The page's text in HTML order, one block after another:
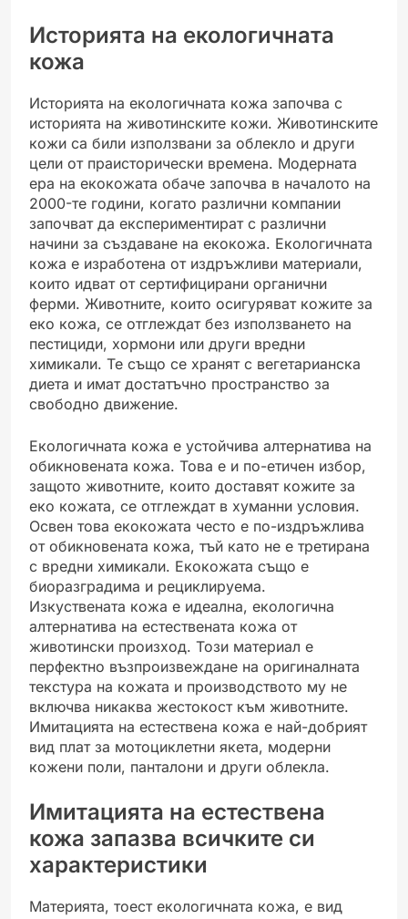
Историята на екологичната
кожа
Историята на екологичната кожа започва с
историята на животинските кожи. Животинските
кожи са били използвани за облекло и други
цели от праисторически времена. Модерната
ера на екокожата обаче започва в началото на
2000-те години, когато различни компании
започват да експериментират с различни
начини за създаване на екокожа. Екологичната
кожа е изработена от издръжливи материали,
които идват от сертифицирани органични
ферми. Животните, които осигуряват кожите за
еко кожа, се отглеждат без използването на
пестициди, хормони или други вредни
химикали. Те също се хранят с вегетарианска
диета и имат достатъчно пространство за
свободно движение.
Екологичната кожа е устойчива алтернатива на
обикновената кожа. Това е и по-етичен избор,
защото животните, които доставят кожите за
еко кожата, се отглеждат в хуманни условия.
Освен това екокожата често е по-издръжлива
от обикновената кожа, тъй като не е третирана
с вредни химикали. Екокожата също е
биоразградима и рециклируема.
Изкуствената кожа е идеална, екологична
алтернатива на естествената кожа от
животински произход. Този материал е
перфектно възпроизвеждане на оригиналната
текстура на кожата и производството му не
включва никаква жестокост към животните.
Имитацията на естествена кожа е най-добрият
вид плат за мотоциклетни якета, модерни
кожени поли, панталони и други облекла.
Имитацията на естествена
кожа запазва всичките си
характеристики
Материята, тоест екологичната кожа, е вид